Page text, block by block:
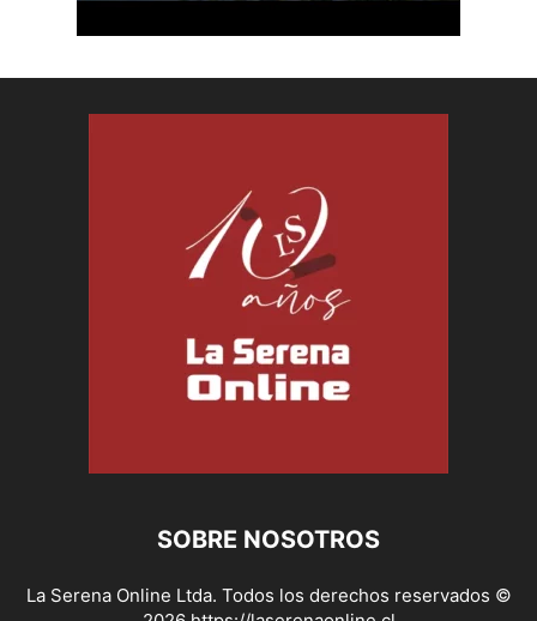
SOBRE NOSOTROS
La Serena Online Ltda. Todos los derechos reservados ©